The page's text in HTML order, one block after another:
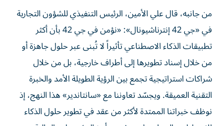
من جانبه، قال علي الأمين، الرئيس التنفيذي للشؤون التجارية
في «جي 42 إنترناشيونال»: «نؤمن في جي 42 بأن أكثر
تطبيقات الذكاء الاصطناعي تأثيراً لا تُبنى عبر حلول جاهزة أو
من خلال إسناد تطويرها إلى أطراف خارجية، بل من خلال
شراكات استراتيجية تجمع بين الرؤية الطويلة الأمد والخبرة
التقنية العميقة. ويجسّد تعاوننا مع «سانتاندير» هذا النهج، إذ
نوظف خبراتنا الممتدة لأكثر من عقد في تطوير حلول الذكاء